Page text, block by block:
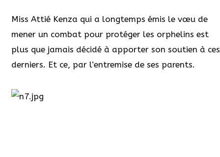
Miss Attié Kenza qui a longtemps émis le vœu de
mener un combat pour protéger les orphelins est
plus que jamais décidé à apporter son soutien à ces
derniers. Et ce, par l’entremise de ses parents.